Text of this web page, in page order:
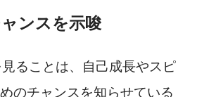
ンスを示唆
ることは、自己成長やスピ
のチャンスを知らせている